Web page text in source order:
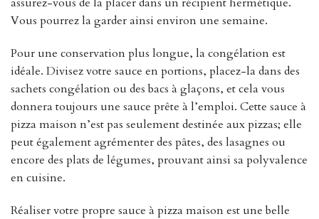
Vous pourrez la garder ainsi environ une semaine.
Pour une conservation plus longue, la congélation est
idéale. Divisez votre sauce en portions, placez-la dans des
sachets congélation ou des bacs à glaçons, et cela vous
donnera toujours une sauce prête à l’emploi. Cette sauce à
pizza maison n’est pas seulement destinée aux pizzas; elle
peut également agrémenter des pâtes, des lasagnes ou
encore des plats de légumes, prouvant ainsi sa polyvalence
en cuisine.
Réaliser votre propre sauce à pizza maison est une belle